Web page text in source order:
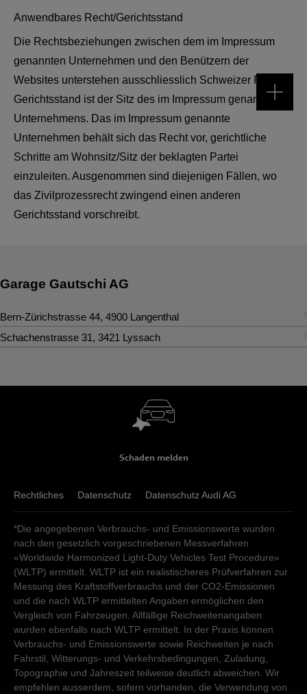
Anwendbares Recht/Gerichtsstand
Die Rechtsbeziehungen zwischen dem im Impressum
genannten Unternehmen und den Benützern der
Websites unterstehen ausschliesslich Schweizer Recht.
Gerichtsstand ist der Sitz des im Impressum genannten
Unternehmens. Das im Impressum genannte
Unternehmen behält sich das Recht vor, gerichtliche
Schritte am Wohnsitz/Sitz der beklagten Partei
einzuleiten. Ausgenommen sind diejenigen Fällen, wo
das Zivilprozessrecht zwingend einen anderen
Gerichtsstand vorschreibt.
Garage Gautschi AG
Bern-Zürichstrasse 44, 4900 Langenthal
Kontakt
audi@gautschi.ch
Samstag
08:00
12:00
Kundendienst
-17:30
Samstag
00:00-
24:00
Sonntag
geschlossen
Schachenstrasse 31, 3421 Lyssach
Montag - Freitag 07:30-12:00 13:30-17:30
Samstag
08:00-12:00
Sonntag
geschlossen
Kundendienst
Montag - Freitag 07:30-12:00 13:30- 17:30
Samstag
00:00 - 24:00
Sonntag
geschlossen
Schaden melden
Rechtliches Datenschutz Datenschutz Audi AG
*Die angegebenen Verbrauchs- und Emissionswerte wurden
nach den gesetzlich vorgeschriebenen Messverfahren
«Worldwide Harmonized Light-Duty Vehicles Test Procedure»
(WLTP) ermittelt. WLTP ist ein realistischeres Prüfverfahren zur
Messung des Kraftstoffverbrauchs und der CO2-Emissionen
und die nach WLTP ermittelten Angaben ermöglichen den
Vergleich von Fahrzeugen. Allfällige Reichweitenangaben
wurden ebenfalls nach WLTP ermittelt. In der Praxis können
Verbrauchs- und Emissionswerte sowie Reichweiten je nach
Fahrstil, Witterungs- und Verkehrsbedingungen, Zuladung,
Topographie und Jahreszeit teilweise deutlich abweichen. Wir
empfehlen ausserdem, sofern vorhanden, die Verwendung von